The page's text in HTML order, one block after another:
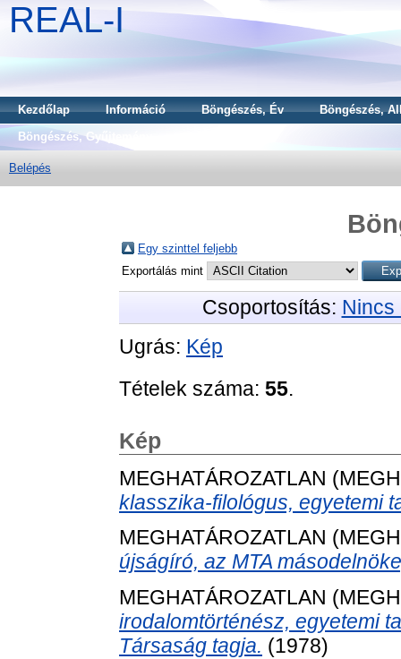
REAL-I
Kezdőlap Információ Böngészés, Év
Böngészés,
Böngészés, Gyűjtemény
Belépés
Egy szinttel feljebb
Exportálás mint
Csoportosítás: Nincs
Ugrás: Kép
Tételek száma: 55.
Kép
MEGHATÁROZATLAN
klasszika-filológus, egyetemi
MEGHATÁROZATLAN
újságíró, az MTA
MEGHATÁROZATLAN
irodalomtörténész, egyetemi
Társaság tagja. (1978)